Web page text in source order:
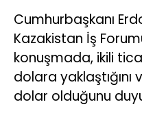
Cumhurbaşkanı
Kazakistan İş
konuşmada, ikili
dolara
dolar olduğunu